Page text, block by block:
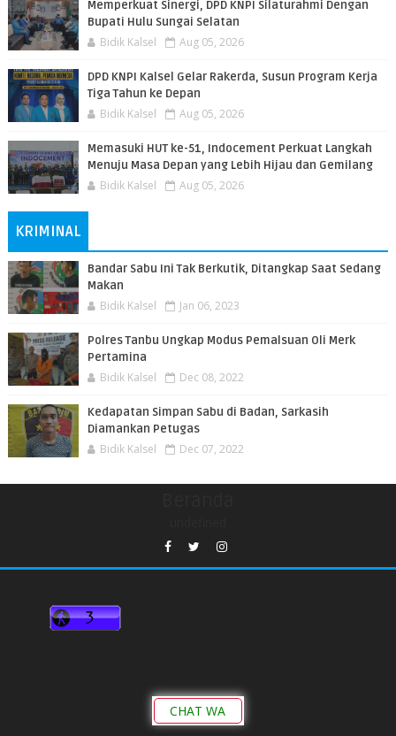
Memperkuat Sinergi, DPD KNPI Silaturahmi Dengan
Bupati Hulu Sungai Selatan
Bidik Kalsel Aug 05, 2026
DPD KNPI Kalsel Gelar Rakerda, Susun Program Kerja
Tiga Tahun ke Depan
Bidik Kalsel Aug 05, 2026
Memasuki HUT ke-51, Indocement Perkuat Langkah
Menuju Masa Depan yang Lebih Hijau dan Gemilang
Bidik Kalsel Aug 05, 2026
KRIMINAL
Bandar Sabu Ini Tak Berkutik, Ditangkap Saat Sedang
Makan
Bidik Kalsel Jan 06, 2023
Polres Tanbu Ungkap Modus Pemalsuan Oli Merk
Pertamina
Bidik Kalsel Dec 08, 2022
Kedapatan Simpan Sabu di Badan, Sarkasih
Diamankan Petugas
Bidik Kalsel Dec 07, 2022
CHAT WA